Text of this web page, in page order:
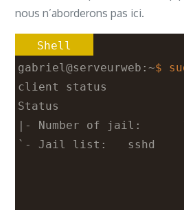
noble/main amd64
0.9.6-2ubuntu1 [25,0 kB]
Réception de :4
juin 18 13:37:56
systemd[1]: Started
Fail2Ban Service.
juin 18 13 :37:56
server[4017]:
fail2ban.configreader
WARNING
'allowipv6' not
nous n’aborderons pas ici.
Shell
gabriel@serveurweb:~$
client status
Status
|- Number of jail:
`- Jail list:   sshd